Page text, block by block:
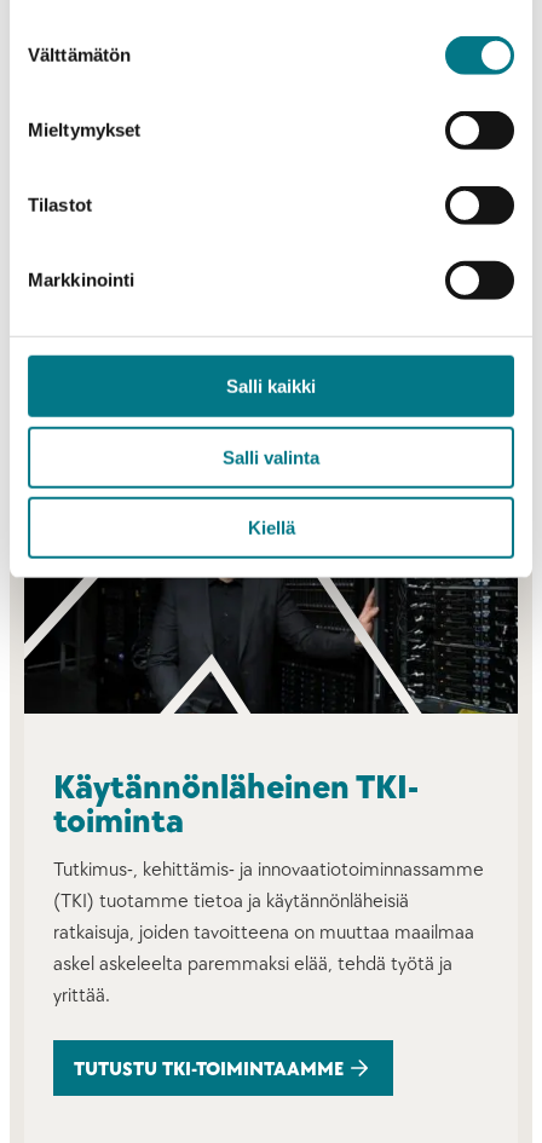
valinta
Välttämätön
Mieltymykset
Tilastot
Markkinointi
Salli kaikki
Salli valinta
Kiellä
Tulevaisuuden työelämään tarvitaan osaajia, joilta
näkemystä, kokeilunhalua, kykyä seurata aikaa ja
opiskellessani tulet saamaan valmiuksia kaikkeen
Käytännönläheinen TKI-
toiminta
Tutkimus-, kehittämis- ja innovaatiotoiminnassamme
(TKI) tuotamme tietoa ja käytännönläheisiä
ratkaisuja, joiden tavoitteena on muuttaa maailmaa
askel askeleelta paremmaksi elää, tehdä työtä ja
yrittää.
TUTUSTU TKI-TOIMINTAAMME